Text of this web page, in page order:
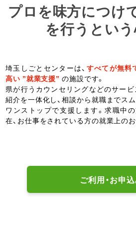
プロを味方につけ
を行うとい
埼玉しごとセンターは、 すべてが無料
高い ”就業支援” の施設です。
県が行うカウンセリングなどのサー
紹介を一体化し、相談から就職までス
ワンストップで支援します。求職中
在、お仕事をされている方の就業上の
ご利用・お申